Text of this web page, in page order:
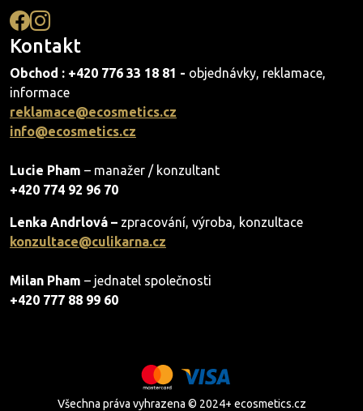
Kontakt
Obchod : +420 776 33 18 81 - objednávky, reklamace,
informace
reklamace@ecosmetics.cz
info@ecosmetics.cz
Lucie Pham – manažer / konzultant
+420 774 92 96 70
Lenka Andrlová – zpracování, výroba, konzultace
konzultace@culikarna.cz
Milan Pham – jednatel společnosti
+420 777 88 99 60
Všechna práva vyhrazena © 2024+ ecosmetics.cz